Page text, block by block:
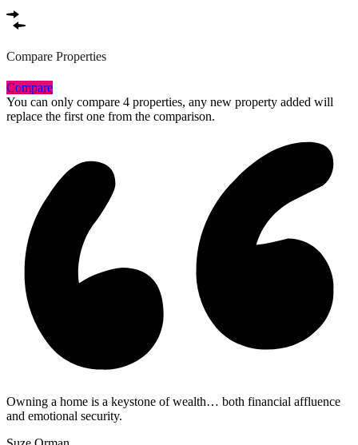
Compare Properties
Compare
You can only compare 4 properties, any new property added will
replace the first one from the comparison.
Owning a home is a keystone of wealth… both financial affluence
and emotional security.